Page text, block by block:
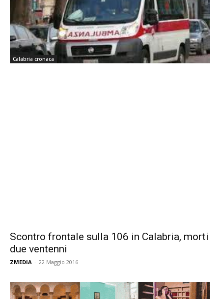
Calabria cronaca
Scontro frontale sulla 106 in Calabria, morti
due ventenni
ZMEDIA - 22 Maggio 2016